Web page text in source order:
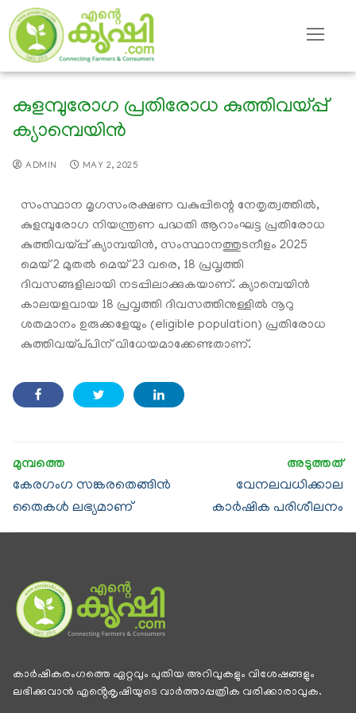
കുളമ്പുരോഗ പ്രതിരോധ കുത്തിവയ്‌പ്പ്
ക്യാമ്പെയിൻ
ADMIN MAY 2, 2025
സംസ്ഥാന മൃഗസംരക്ഷണ വകുപ്പിന്റെ നേതൃത്വത്തിൽ,
കുളമ്പുരോഗ നിയന്ത്രണ പദ്ധതി ആറാംഘട്ട പ്രതിരോധ
കുത്തിവയ്പ്പ് ക്യാമ്പയിൻ, സംസ്ഥാനത്തുടനീളം 2025
മെയ് 2 മുതൽ മെയ് 23 വരെ, 18 പ്രവൃത്തി
ദിവസങ്ങളിലായി നടപ്പിലാക്കുകയാണ്. ക്യാമ്പെയിൻ
കാലയളവായ 18 പ്രവൃത്തി ദിവസത്തിനുള്ളിൽ നൂറു
ശതമാനം ഉരുക്കളേയും (eligible population) പ്രതിരോധ
കുത്തിവയ്പ്‌പിന് വിധേയമാക്കേണ്ടതാണ്.
കേരഗംഗ സങ്കരതെങ്ങിൻ
തൈകൾ ലഭ്യമാണ്
വേനലവധിക്കാല
കാർഷിക പരിശീലനം
കാര്‍ഷികരംഗത്തെ ഏറ്റവും പുതിയ അറിവുകളും വിശേഷങ്ങളും
ലഭിക്കുവാന്‍ എൻ്റെകൃഷിയുടെ വാര്‍ത്താപ്പത്രിക വരിക്കാരാവുക.